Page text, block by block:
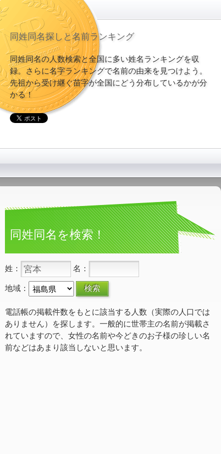
同姓同名探しと名前ランキング
同姓同名の人数検索と全国に多い姓名ランキングを収
録。さらに名字ランキングで名前の由来を見つけよう。
先祖から受け継ぐ苗字が全国にどう分布しているかが分
かる！
同姓同名を検索！
姓： 名：
地域：
電話帳の掲載件数をもとに該当する人数（実際の人口では
ありません）を探します。一般的に世帯主の名前が掲載さ
れていますので、女性の名前や今どきのお子様の珍しい名
前などはあまり該当しないと思います。